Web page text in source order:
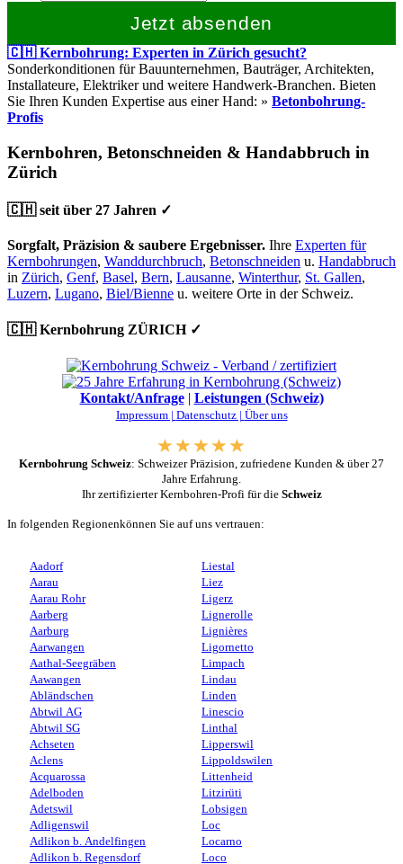
Jetzt absenden
🇨🇭 Kernbohrung: Experten in Zürich gesucht?
Sonderkonditionen für Bauunternehmen, Bauträger, Architekten,
Installateure, Elektriker und weitere Handwerk-Branchen. Bieten
Sie Ihren Kunden Expertise aus einer Hand: » Betonbohrung-
Profis
Kernbohren, Betonschneiden & Handabbruch in
Zürich
🇨🇭 seit über 27 Jahren ✓
Sorgfalt, Präzision & saubere Ergebnisser. Ihre Experten für
Kernbohrungen, Wanddurchbruch, Betonschneiden u. Handabbruch
in Zürich, Genf, Basel, Bern, Lausanne, Winterthur, St. Gallen,
Luzern, Lugano, Biel/Bienne u. weitere Orte in der Schweiz.
🇨🇭 Kernbohrung ZÜRICH ✓
Kontakt/Anfrage| Leistungen (Schweiz)
Impressum | Datenschutz | Über uns
Kernbohrung Schweiz: Schweizer Präzision, zufriedene Kunden & über 27
Jahre Erfahrung.
Ihr zertifizierter Kernbohren-Profi für die Schweiz
In folgenden Regionenkönnen Sie auf uns vertrauen:
Aadorf
Aarau
Aarau Rohr
Aarberg
Aarburg
Aarwangen
Aathal-Seegräben
Aawangen
Abländschen
Abtwil AG
Abtwil SG
Achseten
Aclens
Acquarossa
Adelboden
Adetswil
Adligenswil
Adlikon b. Andelfingen
Adlikon b. Regensdorf
Liestal
Liez
Ligerz
Lignerolle
Lignières
Ligornetto
Limpach
Lindau
Linden
Linescio
Linthal
Lipperswil
Lippoldswilen
Littenheid
Litzirüti
Lobsigen
Loc
Locarno
Loco